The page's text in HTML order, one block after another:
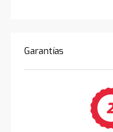
Garantías